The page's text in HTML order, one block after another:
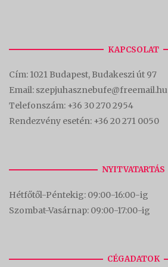
KAPCSOLAT
Cím: 1021 Budapest, Budakeszi út 97
Email: szepjuhasznebufe@freemail.hu
Telefonszám: +36 30 270 2954
Rendezvény esetén: +36 20 271 0050
NYITVATARTÁS
Hétfőtől-Péntekig: 09:00-16:00-ig
Szombat-Vasárnap: 09:00-17:00-ig
CÉGADATOK